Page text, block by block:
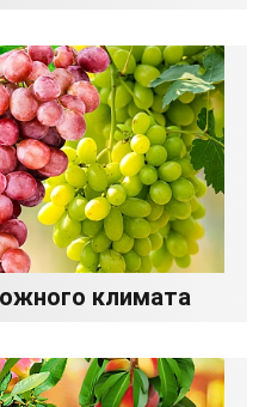
климата